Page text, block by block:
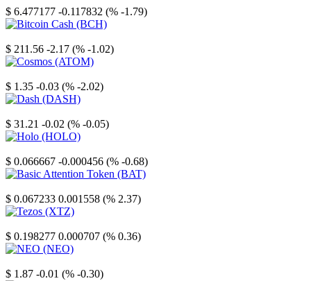
$ 6.477177 -0.117832 (% -1.79)
$ 211.56 -2.17 (% -1.02)
$ 1.35 -0.03 (% -2.02)
$ 31.21 -0.02 (% -0.05)
$ 0.066667 -0.000456 (% -0.68)
$ 0.067233 0.001558 (% 2.37)
$ 0.198277 0.000707 (% 0.36)
$ 1.87 -0.01 (% -0.30)